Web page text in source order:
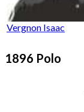
Vergnon Isaac
1896 Polo